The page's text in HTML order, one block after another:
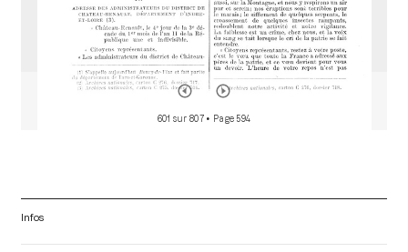
601 sur 807 • Page 594
Infos